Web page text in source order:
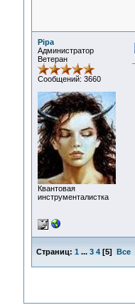
Pipa
Администратор
Ветеран
Сообщений: 3660
Квантовая
инструменталистка
Страниц: 1 ... 3 4[5] Все